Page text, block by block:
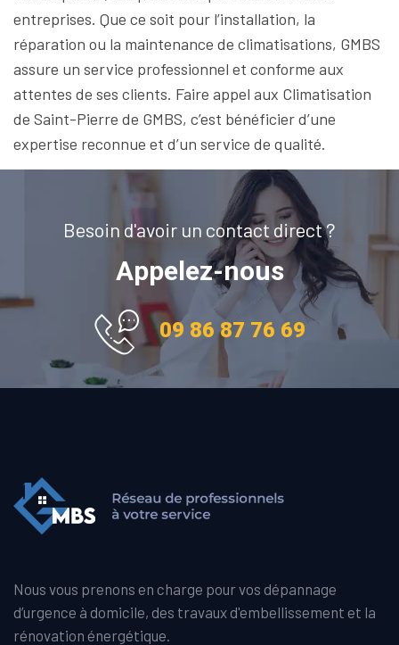
entreprises. Que ce soit pour l’installation, la
réparation ou la maintenance de climatisations, GMBS
assure un service professionnel et conforme aux
attentes de ses clients. Faire appel aux Climatisation
de Saint-Pierre de GMBS, c’est bénéficier d’une
expertise reconnue et d’un service de qualité.
Besoin d'avoir un contact direct ?
Appelez-nous
09 86 87 76 69
Nous vous prenons en charge pour vos dépannage
d’urgence à domicile, des travaux d'embellissement et la
rénovation énergétique.